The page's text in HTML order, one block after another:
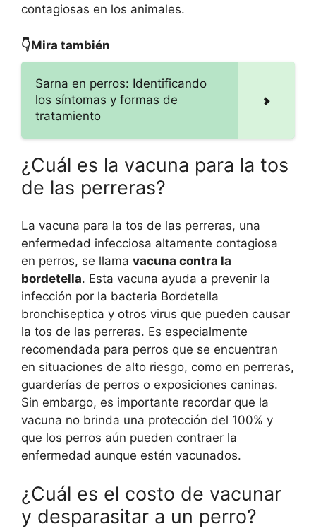
contagiosas en los animales.
👇Mira también
Sarna en perros: Identificando
los síntomas y formas de
tratamiento
¿Cuál es la vacuna para la tos
de las perreras?
La vacuna para la tos de las perreras, una
enfermedad infecciosa altamente contagiosa
en perros, se llama vacuna contra la
bordetella. Esta vacuna ayuda a prevenir la
infección por la bacteria Bordetella
bronchiseptica y otros virus que pueden causar
la tos de las perreras. Es especialmente
recomendada para perros que se encuentran
en situaciones de alto riesgo, como en perreras,
guarderías de perros o exposiciones caninas.
Sin embargo, es importante recordar que la
vacuna no brinda una protección del 100% y
que los perros aún pueden contraer la
enfermedad aunque estén vacunados.
¿Cuál es el costo de vacunar
y desparasitar a un perro?